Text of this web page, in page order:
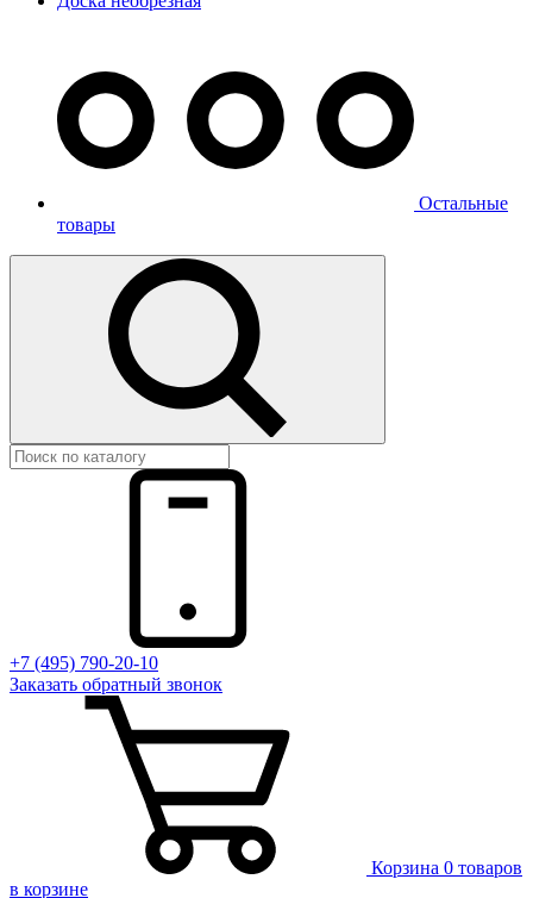
Остальные
товары
+7 (495) 790-20-10
Заказать обратный звонок
Корзина 0 товаров
в корзине